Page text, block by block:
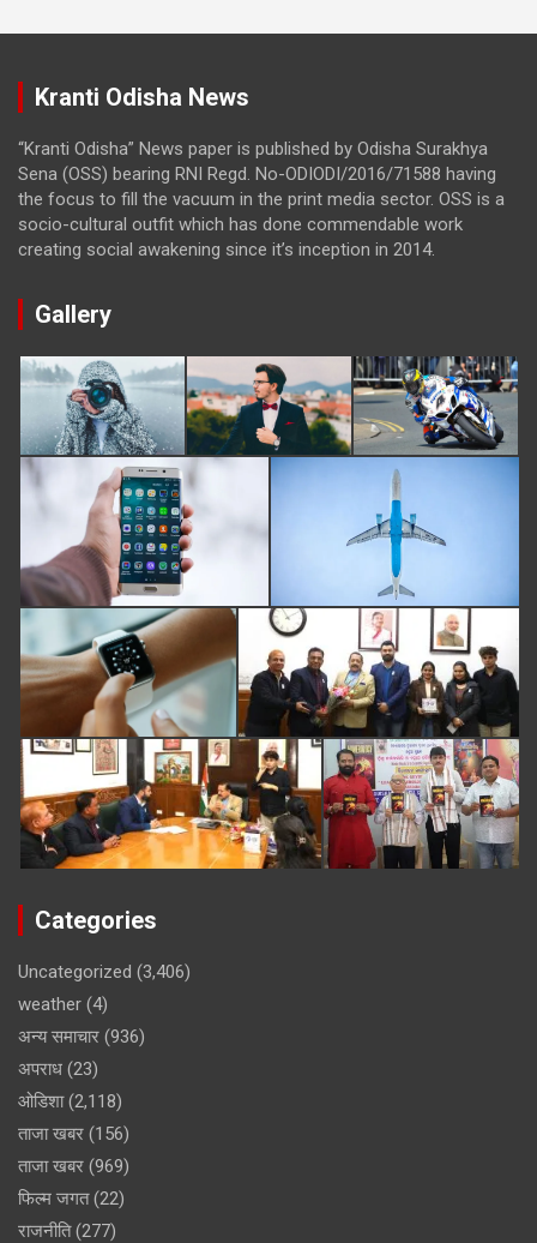
Kranti Odisha News
“Kranti Odisha” News paper is published by Odisha Surakhya
Sena (OSS) bearing RNI Regd. No-ODIODI/2016/71588 having
the focus to fill the vacuum in the print media sector. OSS is a
socio-cultural outfit which has done commendable work
creating social awakening since it’s inception in 2014.
Gallery
Categories
Uncategorized (3,406)
weather (4)
अन्य समाचार (936)
अपराध (23)
ओडिशा(2,118)
ताजा खबर (156)
ताजा खबर (969)
फिल्म जगत(22)
राजनीति(277)